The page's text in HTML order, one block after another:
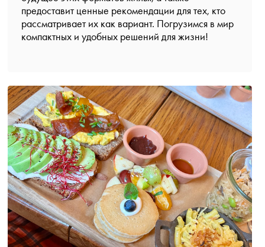
предоставит ценные рекомендации для тех, кто
рассматривает их как вариант. Погрузимся в мир
компактных и удобных решений для жизни!